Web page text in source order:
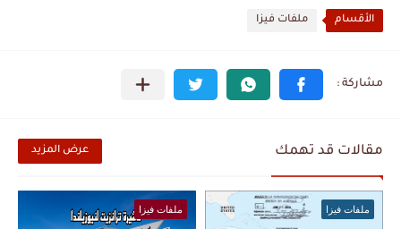
الأقسام ملفات فيزا
مقالات قد تهمك عرض المزيد
ملفات فيزا ملفات فيزا